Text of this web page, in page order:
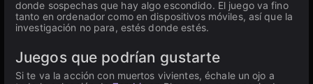
donde sospechas que hay algo escondido. El juego va fino
tanto en ordenador como en dispositivos móviles, así que la
investigación no para, estés donde estés.
Juegos que podrían gustarte
Si te va la acción con muertos vivientes, échale un ojo a